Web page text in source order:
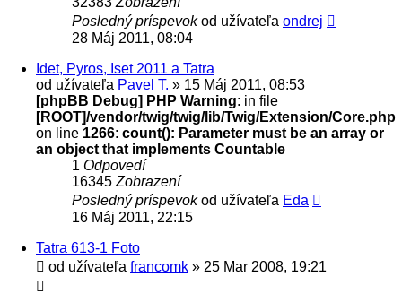
Posledný príspevokod užívateľa ondrej
28 Máj 2011, 08:04
Idet, Pyros, Iset 2011 a Tatra
od užívateľa Pavel T. » 15 Máj 2011, 08:53
[phpBB Debug] PHP Warning: in file
[ROOT]/vendor/twig/twig/lib/Twig/Extension/Core.php
on line 1266: count(): Parameter must be an array or
an object that implements Countable
1 Odpovedí
16345 Zobrazení
Posledný príspevokod užívateľa Eda
16 Máj 2011, 22:15
Tatra 613-1 Foto
od užívateľa francomk » 25 Mar 2008, 19:21